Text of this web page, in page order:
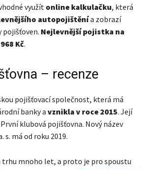
využít online kalkulačku, která
autopojištěnía zobrazí
pojišťoven. Nejlevnější pojistka na
968 Kč.
– recenze
pojišťovací společnost, která má
banky a vznikla v roce 2015. Její
klubová pojišťovna. Nový název
s. má od roku 2019.
trhu mnoho let, a proto je pro spoustu